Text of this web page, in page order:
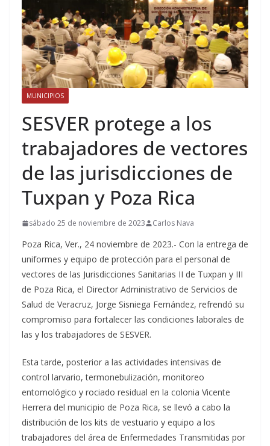
MUNICIPIOS
SESVER protege a los
trabajadores de vectores
de las jurisdicciones de
Tuxpan y Poza Rica
sábado 25 de noviembre de 2023 Carlos Nava
Poza Rica, Ver., 24 noviembre de 2023.- Con la entrega de
uniformes y equipo de protección para el personal de
vectores de las Jurisdicciones Sanitarias II de Tuxpan y III
de Poza Rica, el Director Administrativo de Servicios de
Salud de Veracruz, Jorge Sisniega Fernández, refrendó su
compromiso para fortalecer las condiciones laborales de
las y los trabajadores de SESVER.
Esta tarde, posterior a las actividades intensivas de
control larvario, termonebulización, monitoreo
entomológico y rociado residual en la colonia Vicente
Herrera del municipio de Poza Rica, se llevó a cabo la
distribución de los kits de vestuario y equipo a los
trabajadores del área de Enfermedades Transmitidas por